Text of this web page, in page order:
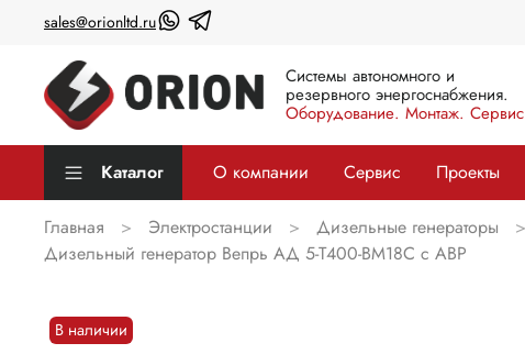
sales@orionltd.ru
Системы автономного и
резервного энергоснабжения.
Оборудование. Монтаж. Сервис
Каталог О компании Сервис Проекты
Главная Электростанции Дизельные генераторы
Дизельный генератор Вепрь АД 5-Т400-ВМ18С с АВР
В наличии